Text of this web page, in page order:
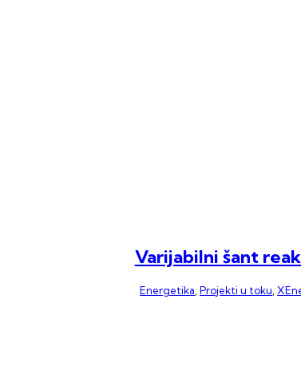
Varijabilni šant
Energetika ,Projekti u toku